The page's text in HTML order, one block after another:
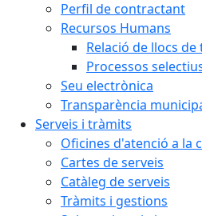
Perfil de contractant
Recursos Humans
Relació de llocs
Processos
Seu electrònica
Transparència
Serveis i tràmits
Oficines d'atenció a la
Cartes de serveis
Catàleg de serveis
Tràmits i gestions